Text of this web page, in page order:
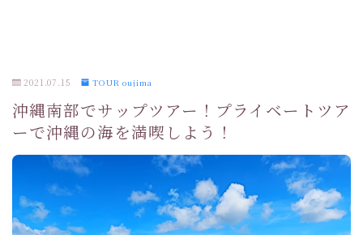
2021.07.15 TOUR oujima
沖縄南部でサップツアー！プライベートツア
ーで沖縄の海を満喫しよう！